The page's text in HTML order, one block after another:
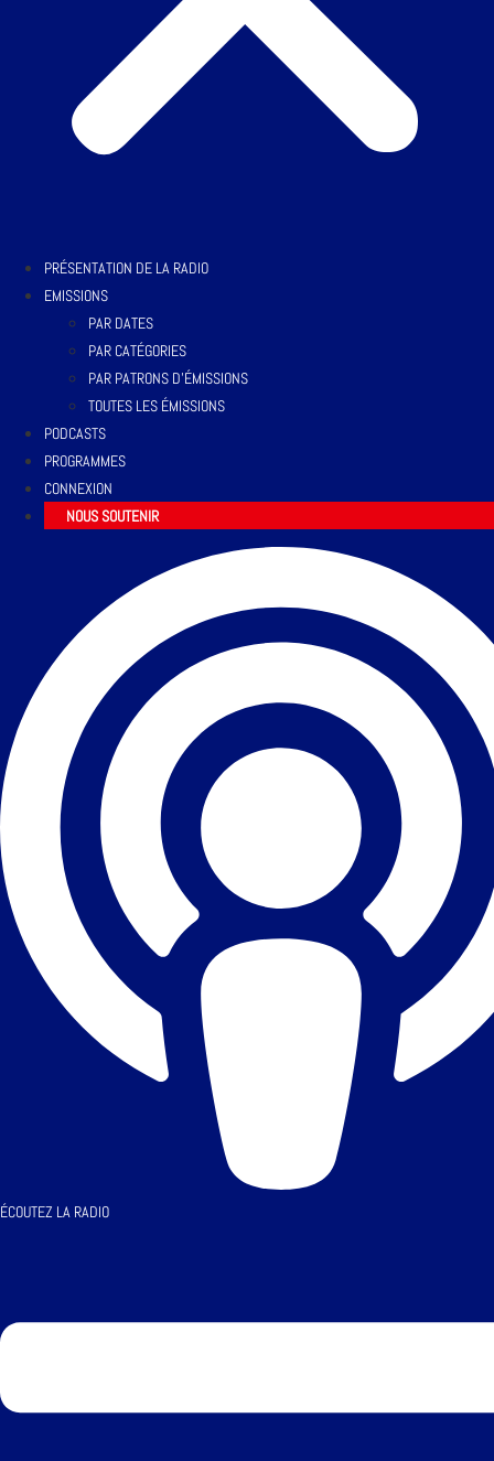
PRÉSENTATION DE LA RADIO
EMISSIONS
PAR DATES
PAR CATÉGORIES
PAR PATRONS D’ÉMISSIONS
TOUTES LES ÉMISSIONS
PODCASTS
PROGRAMMES
CONNEXION
NOUS SOUTENIR
ÉCOUTEZ LA RADIO